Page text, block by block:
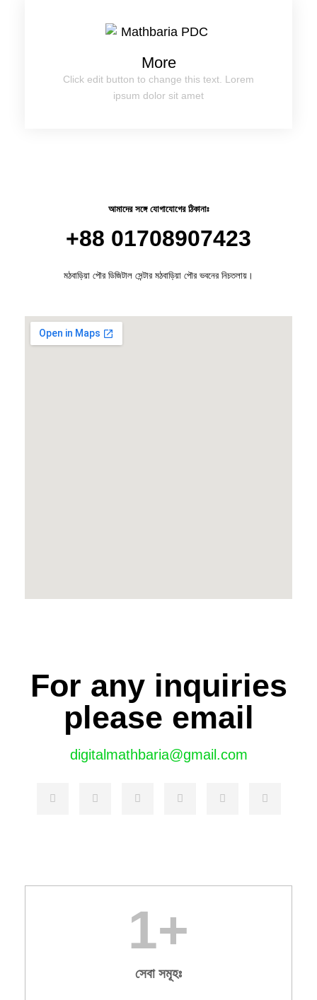
More
Click edit button to change this text. Lorem
ipsum dolor sit amet
আমাদের সঙ্গে যোগাযোগের ঠিকানাঃ
+88 01708907423
মঠবাড়িয়া পৌর ডিজিটাল সেন্টার মঠবাড়িয়া পৌর ভবনের নিচতলায়।
For any inquiries
please email
digitalmathbaria@gmail.com
সেবা সমূহঃ
1+